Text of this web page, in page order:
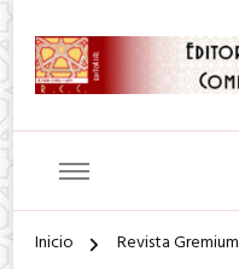
Inicio
Revista Gremium